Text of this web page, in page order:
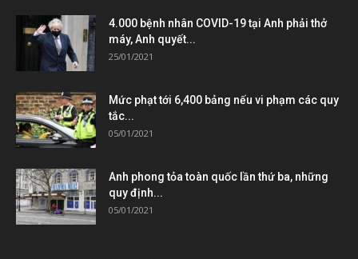
4.000 bệnh nhân COVID-19 tại Anh phải thở
máy, Anh quyết...
25/01/2021
Mức phạt tới 6,400 bảng nếu vi phạm các quy
tắc...
05/01/2021
Anh phong tỏa toàn quốc lần thứ ba, những
quy định...
05/01/2021